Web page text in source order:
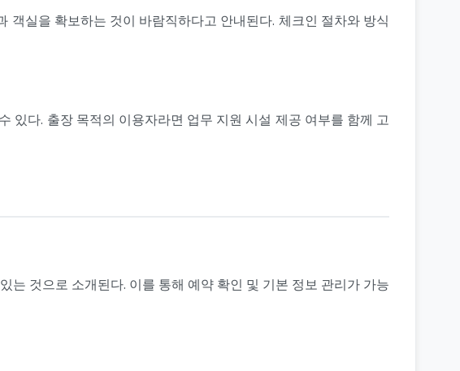
객실을 확보하는 것이 바람직하다고 안내된다. 체크인 절차와 방식
있다. 출장 목적의 이용자라면 업무 지원 시설 제공 여부를 함께 고
는 것으로 소개된다. 이를 통해 예약 확인 및 기본 정보 관리가 가능